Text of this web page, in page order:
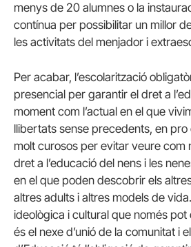
menys de 20 alumnes o la
contínua per possibilitar un millor
les activitats del menjador i
Per acabar, l’escolarització
presencial per garantir el dret a
moment com l’actual en el que
llibertats sense precedents, en pro
molt curosos per evitar veure com
dret a l’educació del nens i les
en el que poden descobrir els
altres adults i altres models de
ideològica i cultural que només pot
és el nexe d’unió de la comunitat i